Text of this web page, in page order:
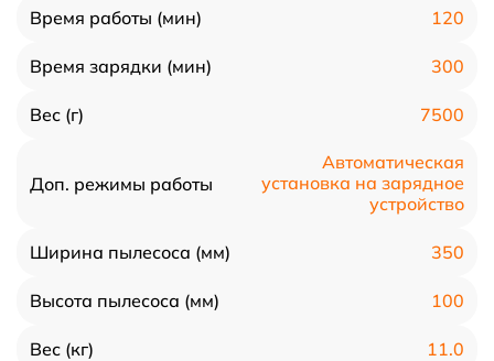
Время работы (мин) 120
Время зарядки (мин) 300
Вес (г) 7500
Доп. режимы работы
Автоматическая
установка на зарядное
устройство
Ширина пылесоса (мм) 350
Высота пылесоса (мм) 100
Вес (кг) 11.0